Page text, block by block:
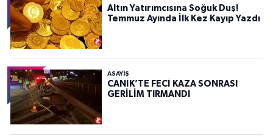
Altın Yatırımcısına Soğuk Duş!
Temmuz Ayında İlk Kez Kayıp Yazdı
ASAYIŞ
CANİK’TE FECİ KAZA SONRASI
GERİLİM TIRMANDI